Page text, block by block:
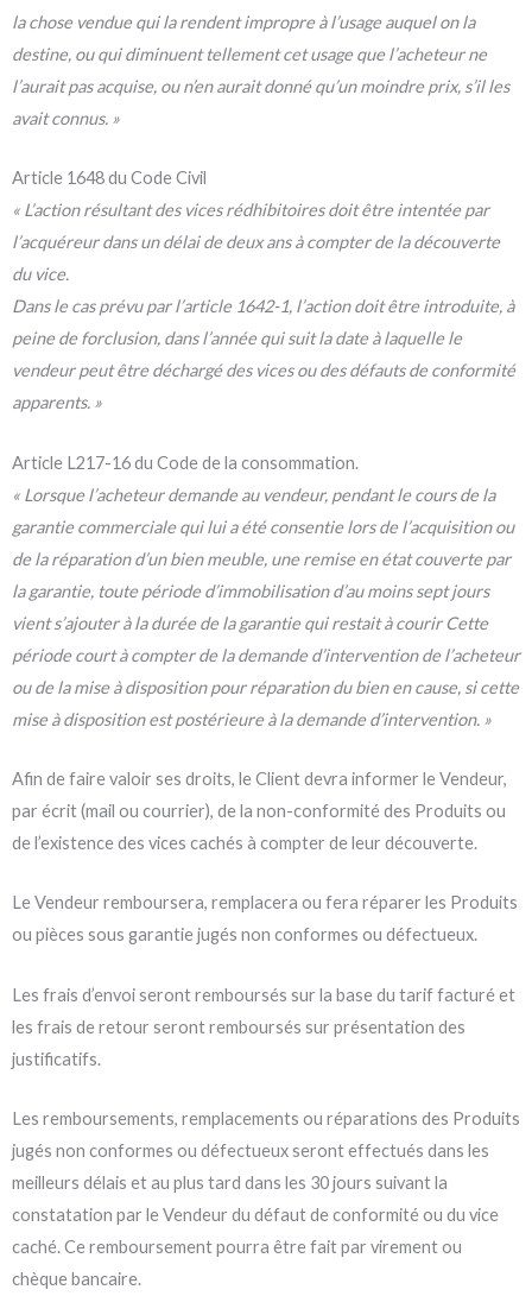
la chose vendue qui la rendent impropre à l’usage auquel on la
destine, ou qui diminuent tellement cet usage que l’acheteur ne
l’aurait pas acquise, ou n’en aurait donné qu’un moindre prix, s’il les
avait connus. »
Article 1648 du Code Civil
« L’action résultant des vices rédhibitoires doit être intentée par
l’acquéreur dans un délai de deux ans à compter de la découverte
du vice.
Dans le cas prévu par l’article 1642-1, l’action doit être introduite, à
peine de forclusion, dans l’année qui suit la date à laquelle le
vendeur peut être déchargé des vices ou des défauts de conformité
apparents. »
Article L217-16 du Code de la consommation.
« Lorsque l’acheteur demande au vendeur, pendant le cours de la
garantie commerciale qui lui a été consentie lors de l’acquisition ou
de la réparation d’un bien meuble, une remise en état couverte par
la garantie, toute période d’immobilisation d’au moins sept jours
vient s’ajouter à la durée de la garantie qui restait à courir Cette
période court à compter de la demande d’intervention de l’acheteur
ou de la mise à disposition pour réparation du bien en cause, si cette
mise à disposition est postérieure à la demande d’intervention. »
Afin de faire valoir ses droits, le Client devra informer le Vendeur,
par écrit (mail ou courrier), de la non-conformité des Produits ou
de l’existence des vices cachés à compter de leur découverte.
Le Vendeur remboursera, remplacera ou fera réparer les Produits
ou pièces sous garantie jugés non conformes ou défectueux.
Les frais d’envoi seront remboursés sur la base du tarif facturé et
les frais de retour seront remboursés sur présentation des
justificatifs.
Les remboursements, remplacements ou réparations des Produits
jugés non conformes ou défectueux seront effectués dans les
meilleurs délais et au plus tard dans les 30 jours suivant la
constatation par le Vendeur du défaut de conformité ou du vice
caché. Ce remboursement pourra être fait par virement ou
chèque bancaire.